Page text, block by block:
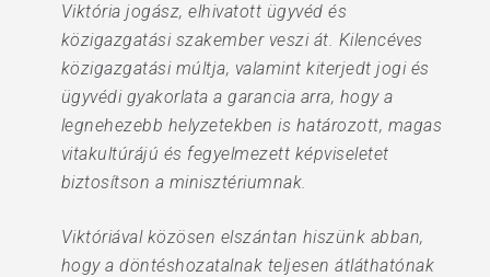
Viktória jogász, elhivatott ügyvéd és
közigazgatási szakember veszi át. Kilencéves
közigazgatási múltja, valamint kiterjedt jogi és
ügyvédi gyakorlata a garancia arra, hogy a
legnehezebb helyzetekben is határozott, magas
vitakultúrájú és fegyelmezett képviseletet
biztosítson a minisztériumnak.
Viktóriával közösen elszántan hiszünk abban,
hogy a döntéshozatalnak teljesen átláthatónak